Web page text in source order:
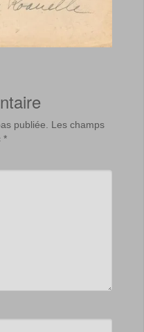
publiée. Les champs
*